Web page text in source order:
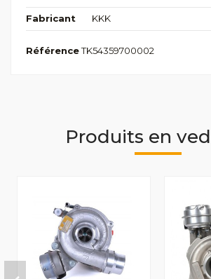
Fabricant KKK
RéférenceTK54359700002
Produits en